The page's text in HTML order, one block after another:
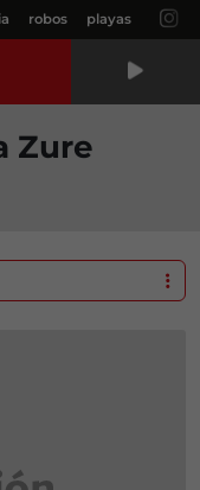
robos playas
Zure